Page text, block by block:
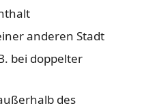
anderen Stadt
bei doppelter
des